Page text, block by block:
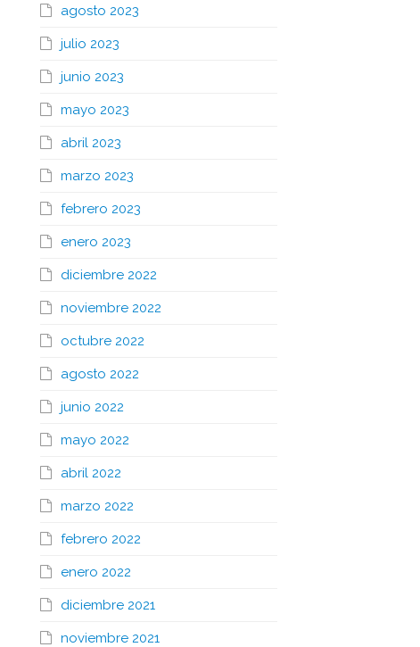
agosto 2023
julio 2023
junio 2023
mayo 2023
abril 2023
marzo 2023
febrero 2023
enero 2023
diciembre 2022
noviembre 2022
octubre 2022
agosto 2022
junio 2022
mayo 2022
abril 2022
marzo 2022
febrero 2022
enero 2022
diciembre 2021
noviembre 2021